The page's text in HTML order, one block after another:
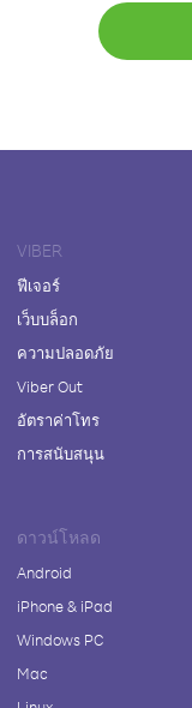
VIBER
ฟีเจอร์
เว็บบล็อก
ความปลอดภัย
Viber Out
อัตราค่าโทร
การสนับสนุน
ดาวน์โหลด
Android
iPhone & iPad
Windows PC
Mac